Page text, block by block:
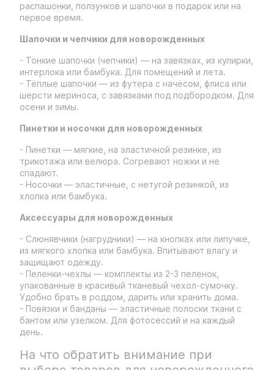
распашонки, ползунков и шапочки в подарок или на
первое время.
Шапочки и чепчики для новорожденных
- Тонкие шапочки (чепчики) — на завязках, из кулирки,
интерлока или бамбука. Для помещений и лета.
- Тёплые шапочки — из футера с начёсом, флиса или
шерсти мериноса, с завязками под подбородком. Для
осени и зимы.
Пинетки и носочки для новорожденных
- Пинетки — мягкие, на эластичной резинке, из
трикотажа или велюра. Согревают ножки и не
спадают.
- Носочки — эластичные, с нетугой резинкой, из
хлопка или бамбука.
Аксессуары для новорожденных
- Слюнявчики (нагрудники) — на кнопках или липучке,
из мягкого хлопка или бамбука. Впитывают влагу и
защищают одежду.
- Пеленки-чехлы — комплекты из 2-3 пеленок,
упакованные в красивый тканевый чехол-сумочку.
Удобно брать в роддом, дарить или хранить дома.
- Повязки и банданы — эластичные полоски ткани с
бантом или узелком. Для фотосессий и на каждый
день.
На что обратить внимание при